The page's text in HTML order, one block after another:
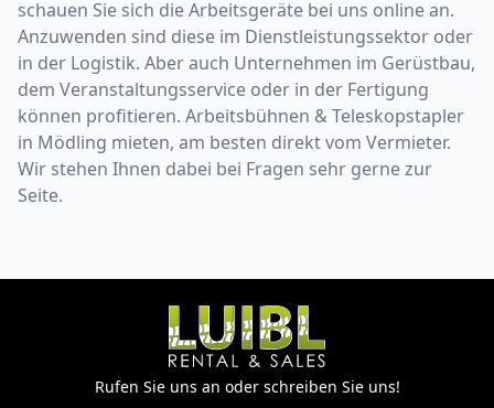
schauen Sie sich die Arbeitsgeräte bei uns online an.
Anzuwenden sind diese im Dienstleistungssektor oder
in der Logistik. Aber auch Unternehmen im Gerüstbau,
dem Veranstaltungsservice oder in der Fertigung
können profitieren. Arbeitsbühnen & Teleskopstapler
in Mödling mieten, am besten direkt vom Vermieter.
Wir stehen Ihnen dabei bei Fragen sehr gerne zur
Seite.
Rufen Sie uns an oder schreiben Sie uns!